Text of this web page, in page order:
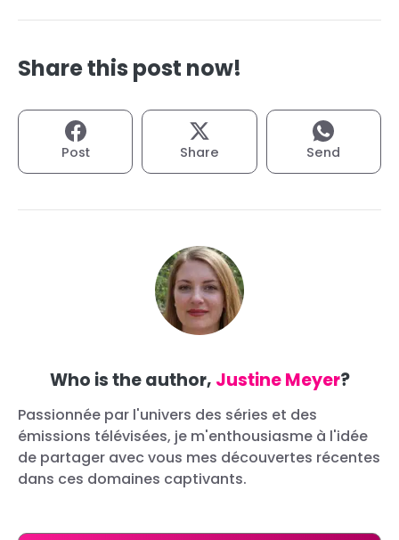
Share this post now!
Post Share Send
Who is the author, Justine Meyer?
Passionnée par l'univers des séries et des
émissions télévisées, je m'enthousiasme à l'idée
de partager avec vous mes découvertes récentes
dans ces domaines captivants.